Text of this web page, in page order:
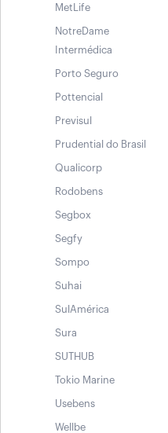
MetLife
NotreDame
Intermédica
Porto Seguro
Pottencial
Previsul
Prudential do Brasil
Qualicorp
Rodobens
Segbox
Segfy
Sompo
Suhai
SulAmérica
Sura
SUTHUB
Tokio Marine
Usebens
Wellbe